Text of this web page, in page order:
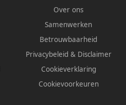
Over ons
Samenwerken
Betrouwbaarheid
Privacybeleid & Disclaimer
Cookieverklaring
Cookievoorkeuren